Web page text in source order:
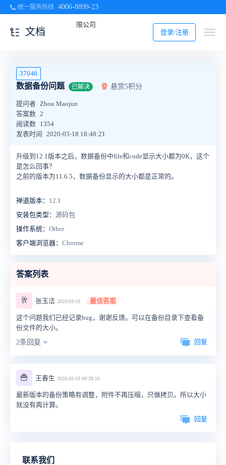
统一服务热线 4006-8899-23
登录/注册
文档
37046
数据备份问题 已解决 悬赏5积分
提问者 Zhou Maojun
答案数 2
阅读数 1354
发表时间
2020-03-18 18:48:21
升级到12.1版本之后，数据备份中file和code显示大小都为0K，这个
是怎么回事？
之前的版本为11.6.5，数据备份显示的大小都是正常的。
禅道版本： 12.1
安装包类型： 源码包
操作系统： Other
客户端浏览器： Chrome
答案列表
🥂 张玉洁 2020/03/19 最佳答案
这个问题我们已经记录bug，谢谢反馈。可以在备份目录下查看备
份文件的大小。
2条回复
回复
🍟 王春生 2020-03-19 09:28:16
最新版本的备份策略有调整，附件不再压缩，只做拷贝。所以大小
就没有再计算。
回复
联系我们